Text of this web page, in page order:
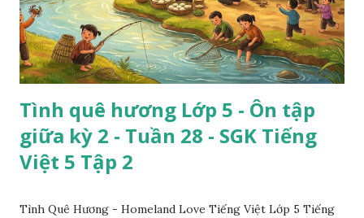
Tình quê hương Lớp 5 - Ôn tập
giữa kỳ 2 - Tuần 28 - SGK Tiếng
Việt 5 Tập 2
Tình Quê Hương - Homeland Love Tiếng Việt Lớp 5 Tiếng